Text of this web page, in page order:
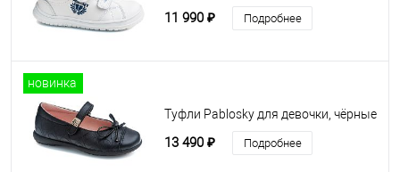
11 990 ₽ Подробнее
новинка
Туфли Pablosky для девочки, чёрные
13 490 ₽ Подробнее